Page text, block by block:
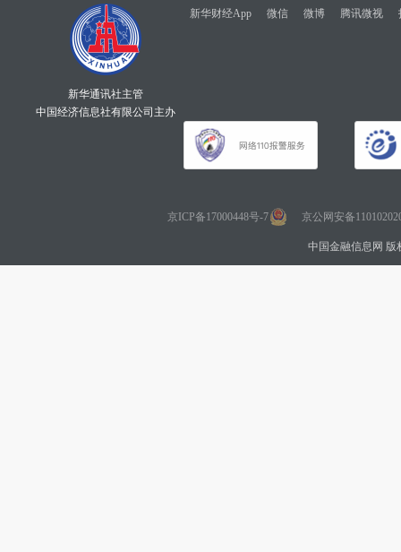
新华通讯社主管
中国经济信息社有限公司主办
新华财经App 微信 微博 腾讯微视
京ICP备17000448号-7 京公网安备
中国金融信息网 版